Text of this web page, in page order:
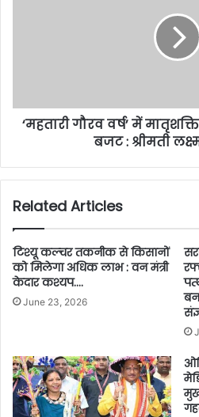
‘महतारी गौरव वर्ष’ में
बजट : श्रीमती
Related Articles
टिश्यू कल्चर तकनीक से किसानों
को मिलेगा अधिक लाभ : वन मंत्री
केदार कश्यप….
June 23, 2026